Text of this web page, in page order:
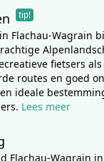
tip!
Flachau-Wagrain
fietsers
routes en goed
ideale
Lees meer
Flachau-Wagrain